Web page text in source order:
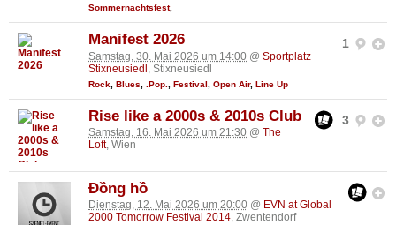
Sommernachtsfest,
1
Manifest 2026
Samstag, 30. Mai 2026 um 14:00 @ Sportplatz
Stixneusiedl , Stixneusiedl
Rock Blues .Pop. Festival Open Air, Line Up
3
Rise like a 2000s & 2010s Club
Samstag, 16. Mai 2026 um 21:30 @ The
Loft, Wien
Đồng hồ
Dienstag, 12. Mai 2026 um 20:00 @ EVN at Global
2000 Tomorrow Festival 2014, Zwentendorf